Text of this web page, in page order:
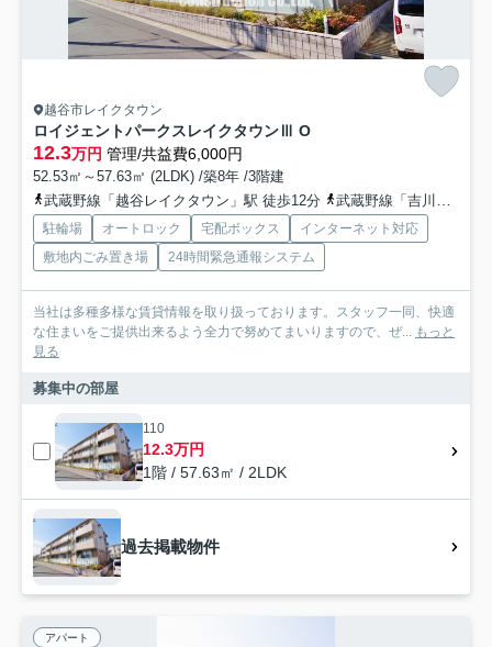
越谷市レイクタウン
ロイジェントパークスレイクタウンⅢ O
12.3万円 管理/共益費6,000円
52.53㎡～57.63㎡ (2LDK) /築8年 /3階建
武蔵野線「越谷レイクタウン」駅 徒歩12分
武蔵野線「吉川」駅 徒歩29分
駐輪場 オートロック 宅配ボックス
インターネット対応
敷地内ごみ置き場
24時間緊急通報システム
当社は多種多様な賃貸情報を取り扱っております。スタッフ一同、快適
な住まいをご提供出来るよう全力で努めてまいりますので、ぜ... もっと
見る
募集中の部屋
110
12.3万円
1階 / 57.63㎡ / 2LDK
過去掲載物件
アパート